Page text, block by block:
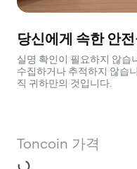
당신에게 속한 안
실명 확인이 필요하지 않습
수집하거나 추적하지 않습
직 귀하만의 것입니다.
Toncoin 가격